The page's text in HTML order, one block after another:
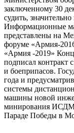
заключенному 30
судить, значительно
Информационные
представлены на
форуме «Армия-
«Армия -2019»
подписал
и боеприпасов.
года и
системы
машины новой
минирования ИСДМ
Параде Победы в